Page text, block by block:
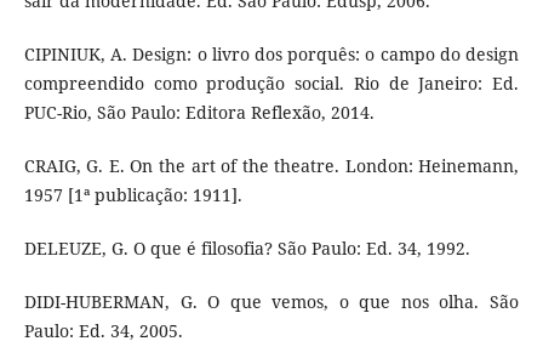
CIPINIUK, A. Design: o livro dos porquês: o campo do design
compreendido como produção social. Rio de Janeiro: Ed.
PUC-Rio, São Paulo: Editora Reflexão, 2014.
CRAIG, G. E. On the art of the theatre. London: Heinemann,
1957 [1ª publicação: 1911].
DELEUZE, G. O que é filosofia? São Paulo: Ed. 34, 1992.
DIDI-HUBERMAN, G. O que vemos, o que nos olha. São
Paulo: Ed. 34, 2005.